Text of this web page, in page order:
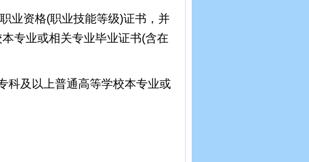
业资格(职业技能等级)证书，并
专业或相关专业毕业证书(含在
科及以上普通高等学校本专业或